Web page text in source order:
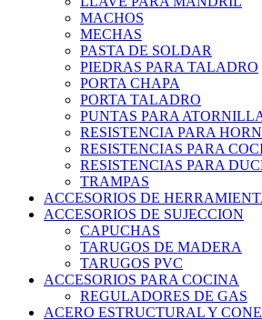
MACHOS
MECHAS
PASTA DE SOLDAR
PIEDRAS PARA TALADRO
PORTA CHAPA
PORTA TALADRO
PUNTAS PARA
RESISTENCIA PARA
RESISTENCIAS PARA
RESISTENCIAS PARA
TRAMPAS
ACCESORIOS DE
ACCESORIOS DE SUJECCION
CAPUCHAS
TARUGOS DE MADERA
TARUGOS PVC
ACCESORIOS PARA COCINA
REGULADORES DE GAS
ACERO ESTRUCTURAL Y